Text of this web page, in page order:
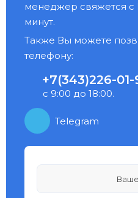
менеджер свяжется с
минут.
Также Вы можете
телефону:
+7(343)226-01-
с 9:00 до 18:00.
Telegram